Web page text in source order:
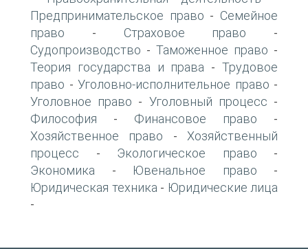
Предпринимательское право - Семейное
право - Страховое право -
Судопроизводство - Таможенное право -
Теория государства и права -Трудовое
право - Уголовно-исполнительное право -
Уголовное право - Уголовный процесс -
Философия - Финансовое право -
Хозяйственное право - Хозяйственный
процесс - Экологическое право -
Экономика - Ювенальное право -
Юридическая техника - Юридические лица
-